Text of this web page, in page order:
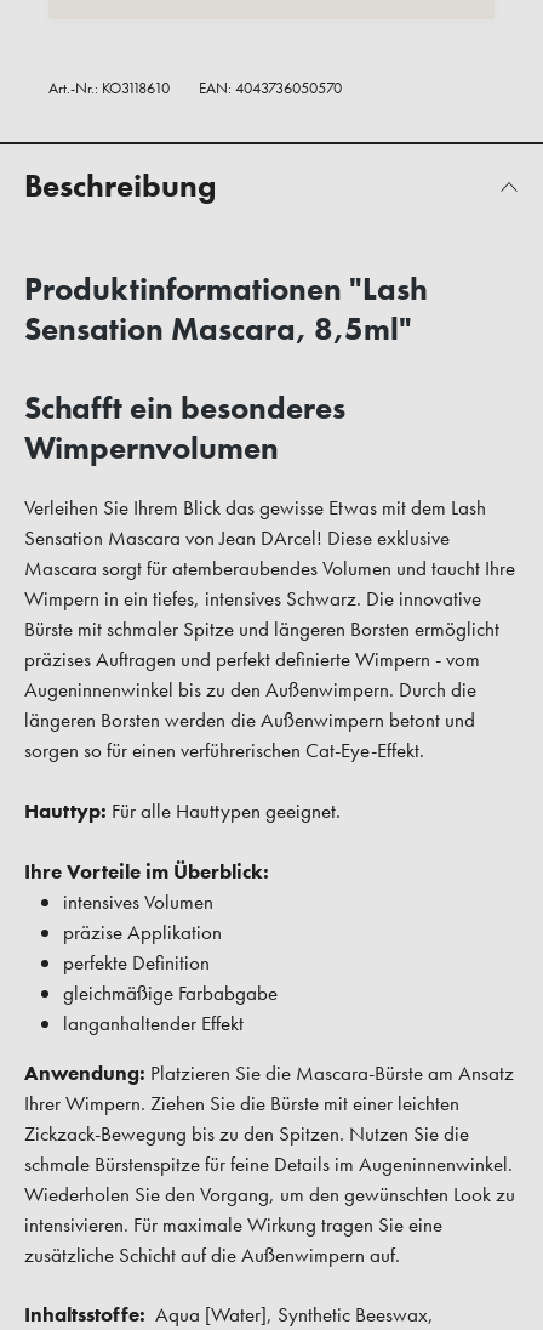
Art.-Nr.: KO3118610 EAN: 4043736050570
Beschreibung
Produktinformationen "Lash
Sensation Mascara, 8,5ml"
Schafft ein besonderes
Wimpernvolumen
Verleihen Sie Ihrem Blick das gewisse Etwas mit dem Lash
Sensation Mascara von Jean DArcel! Diese exklusive
Mascara sorgt für atemberaubendes Volumen und taucht Ihre
Wimpern in ein tiefes, intensives Schwarz. Die innovative
Bürste mit schmaler Spitze und längeren Borsten ermöglicht
präzises Auftragen und perfekt definierte Wimpern - vom
Augeninnenwinkel bis zu den Außenwimpern. Durch die
längeren Borsten werden die Außenwimpern betont und
sorgen so für einen verführerischen Cat-Eye-Effekt.
Hauttyp: Für alle Hauttypen geeignet.
Ihre Vorteile im Überblick:
intensives Volumen
präzise Applikation
perfekte Definition
gleichmäßige Farbabgabe
langanhaltender Effekt
Anwendung: Platzieren Sie die Mascara-Bürste am Ansatz
Ihrer Wimpern. Ziehen Sie die Bürste mit einer leichten
Zickzack-Bewegung bis zu den Spitzen. Nutzen Sie die
schmale Bürstenspitze für feine Details im Augeninnenwinkel.
Wiederholen Sie den Vorgang, um den gewünschten Look zu
intensivieren. Für maximale Wirkung tragen Sie eine
zusätzliche Schicht auf die Außenwimpern auf.
Inhaltsstoffe: Aqua [Water], Synthetic Beeswax,